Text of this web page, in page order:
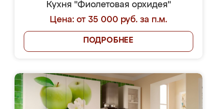
Кухня "Фиолетовая орхидея"
Цена: от 35 000 руб. за п.м.
ПОДРОБНЕЕ